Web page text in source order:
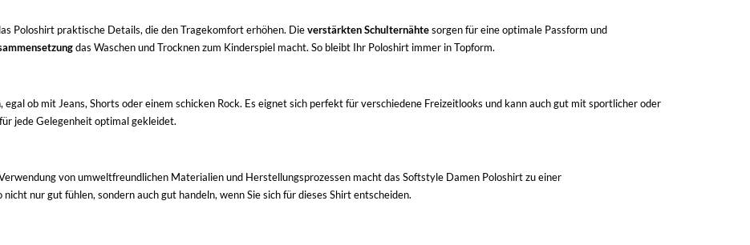
Poloshirt praktische Details, die den Tragekomfort erhöhen. Dieverstärkten Schulternähtesorgen für eine optimale Passform und
das Waschen und Trocknen zum Kinderspiel macht. So bleibt Ihr Poloshirt immer in Topform.
ob mit Jeans, Shorts oder einem schicken Rock. Es eignet sich perfekt für verschiedene Freizeitlooks und kann auch gut mit sportlicher oder
jede Gelegenheit optimal gekleidet.
von umweltfreundlichen Materialien und Herstellungsprozessen macht das Softstyle Damen Poloshirt zu einer
nur gut fühlen, sondern auch gut handeln, wenn Sie sich für dieses Shirt entscheiden.